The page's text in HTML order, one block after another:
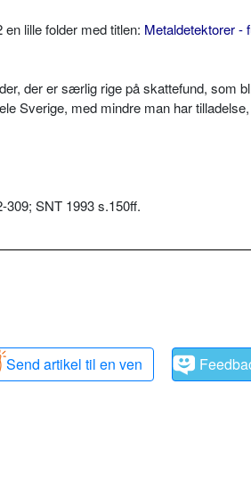
lille folder med titlen: Metaldetektorer -
der er særlig rige på skattefund, som
Sverige, med mindre man har
309; SNT 1993 s.150ff.
Send artikel til en ven